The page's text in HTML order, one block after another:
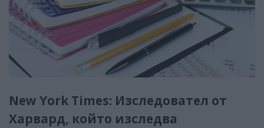
New York Times: Изследовател от
Харвард, който изследва